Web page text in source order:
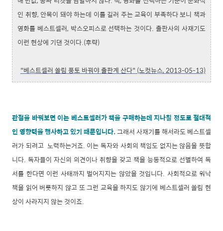
인 취향, 안목이 돼야 하는데 이를 길러 주는 교육이 부족하다 보니 책과
영화를 베스트셀러, 박스오피스로 선택하는 것이다. 출판사의 사재기도
이런 현상에 기댄 것이다.(후략)
"베스트셀러 쏠림 풍토 바꿔야 출판계 산다" (노컷뉴스, 2013-05-13)
관점을 바꿔보면 이는 베스트셀러가 책을 구매하는데 지나칠 정도로 절대적
인 영향력을 행사하고 있기 때문입니다.그래서 사재기를 해서라도 베스트셀
러가 되려고 노력하는거죠. 이는 독자와 사회의 책임도 없지는 않음을 뜻합
니다. 독자들이 자신의 의견이나 취향을 갖고 책을 능동적으로 선별하여 독
서를 한다면 이런 사태까지 벌어지지는 않았을 것입니다. 사회적으로 워낙
책을 읽어 버릇하지 않고 또 그런 교육을 하지도 않기에 베스트셀러 쏠림 현
상이 사라지지 않는 것이죠.